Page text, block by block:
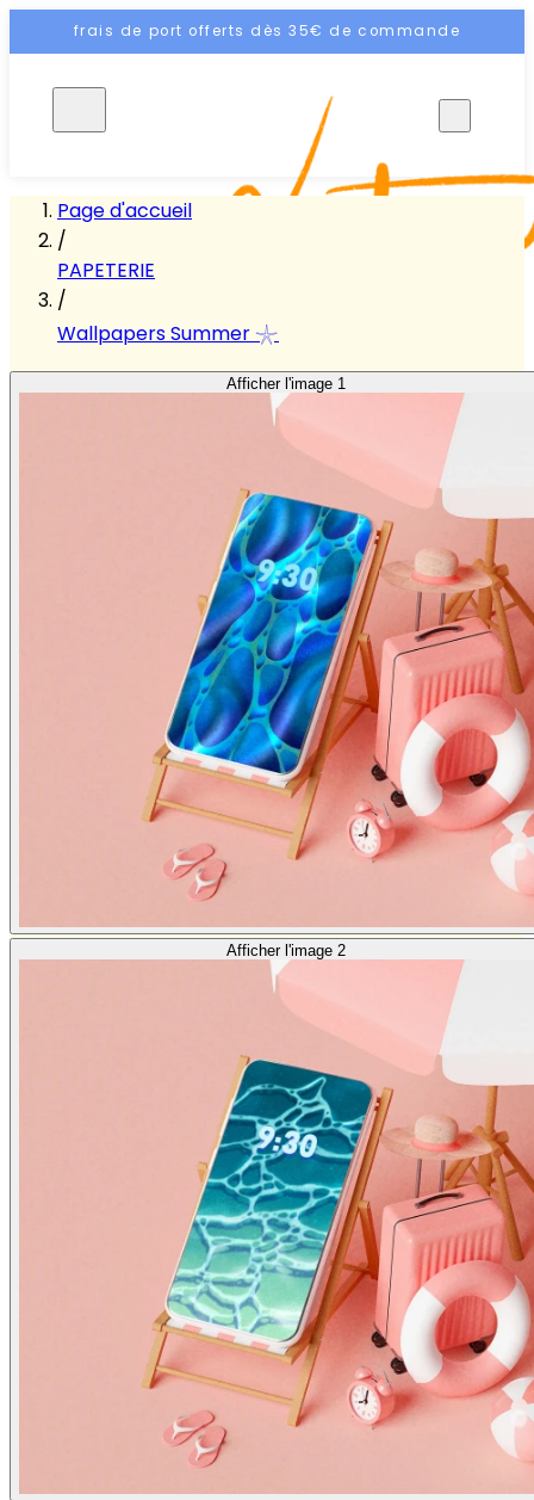
frais de port offerts dès 35€ de commande
Page d'accueil
/
PAPETERIE
/
Wallpapers Summer 𓇼
Afficher l'image 1
Afficher l'image 2